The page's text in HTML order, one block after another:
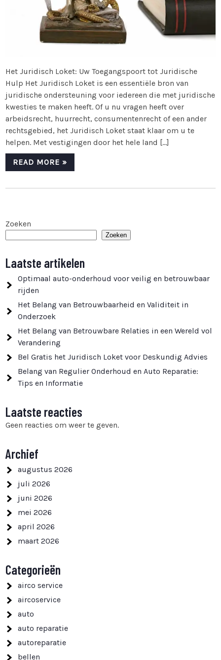
Het Juridisch Loket: Uw Toegangspoort tot Juridische
Hulp Het Juridisch Loket is een essentiële bron van
juridische ondersteuning voor iedereen die met juridische
kwesties te maken heeft. Of u nu vragen heeft over
arbeidsrecht, huurrecht, consumentenrecht of een ander
rechtsgebied, het Juridisch Loket staat klaar om u te
helpen. Met vestigingen door het hele land […]
READ MORE »
Zoeken
Zoeken
Laatste artikelen
Optimaal auto-onderhoud voor veilig en betrouwbaar
rijden
Het Belang van Betrouwbaarheid en Validiteit in
Onderzoek
Het Belang van Betrouwbare Relaties in een Wereld vol
Verandering
Bel Gratis het Juridisch Loket voor Deskundig Advies
Belang van Regulier Onderhoud en Auto Reparatie:
Tips en Informatie
Laatste reacties
Geen reacties om weer te geven.
Archief
augustus 2026
juli 2026
juni 2026
mei 2026
april 2026
maart 2026
Categorieën
airco service
aircoservice
auto
auto reparatie
autoreparatie
bellen